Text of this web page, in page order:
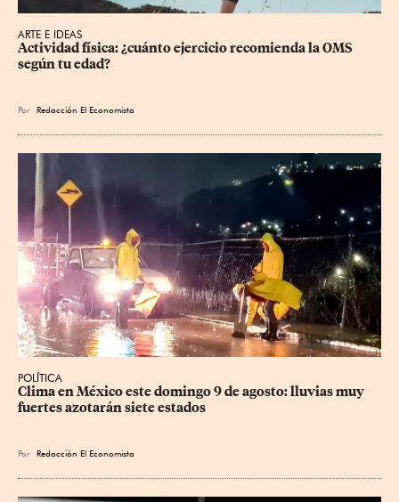
ARTE E IDEAS
Actividad física: ¿cuánto ejercicio recomienda la OMS
según tu edad?
Por Redacción El Economista
POLÍTICA
Clima en México este domingo 9 de agosto: lluvias muy
fuertes azotarán siete estados
Por Redacción El Economista